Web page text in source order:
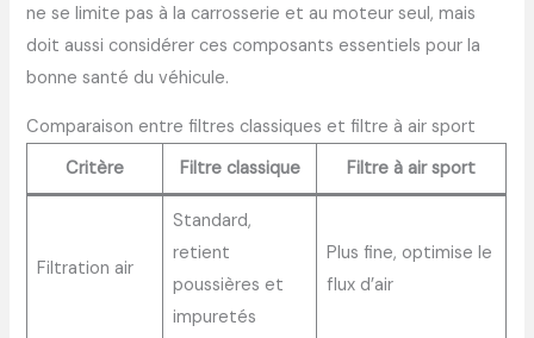
ne se limite pas à la carrosserie et au moteur seul, mais
doit aussi considérer ces composants essentiels pour la
bonne santé du véhicule.
Comparaison entre filtres classiques et filtre à air sport
Critère
Filtre classique Filtre à air sport
Filtration air
Standard,
retient
poussières et
impuretés
Plus fine, optimise le
flux d’air